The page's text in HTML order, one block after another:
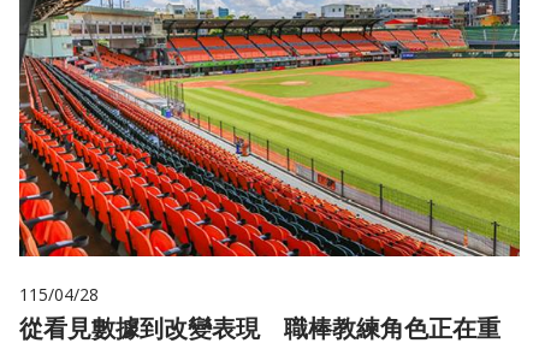
115/04/28
從看見數據到改變表現 職棒教練角色正在重